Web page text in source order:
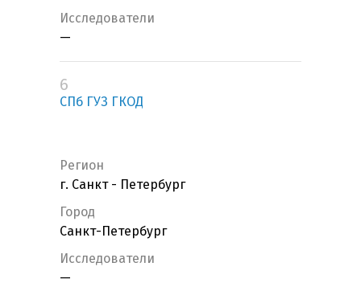
Исследователи
—
6
СПб ГУЗ ГКОД
Регион
г. Санкт - Петербург
Город
Санкт-Петербург
Исследователи
—